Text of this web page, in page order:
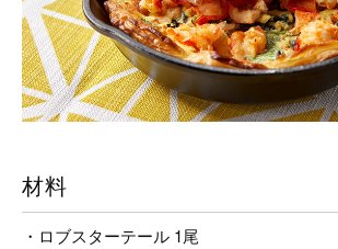
材料
・ロブスターテール 1尾